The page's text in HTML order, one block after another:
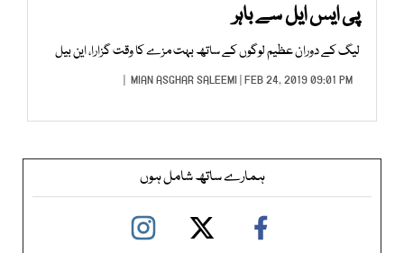
پی ایس ایل سے باہر
لیگ کے دوران عظیم لوگوں کے ساتھ بہت مزے کا وقت گزارا، این بیل
MIAN ASGHAR SALEEMI | FEB 24, 2019 09:01 PM |
ہمارے ساتھ شامل ہوں